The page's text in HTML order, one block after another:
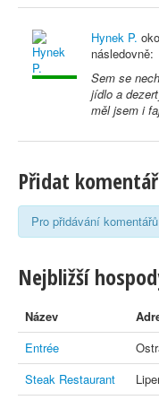
Hynek P.
následovně:
Sem se
jídlo a
měl jsem i
Přidat komentář
Pro přidávání
Nejbližší
Název
Entrée
Steak Restaurant